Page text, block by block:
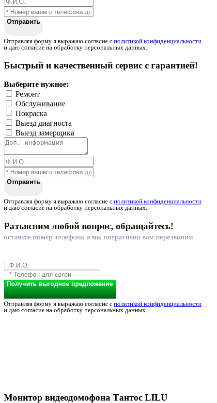
Отправить
Отправляя форму я выражаю согласие с политикой конфиденциальности
и даю согласие на обработку персональных данных.
Быстрый и качественный сервис с гарантией!
Выберите нужное:
Ремонт
Обслуживание
Покраска
Выезд диагноста
Выезд замерщика
Отправить
Отправляя форму я выражаю согласие с политикой конфиденциальности
и даю согласие на обработку персональных данных.
Разъясним любой вопрос, обращайтесь!
оставьте номер телефона и мы оперативно вам перезвоним
Получить выгодное предложение
Отправляя форму я выражаю согласие с политикой конфиденциальности
и даю согласие на обработку персональных данных.
Монитор видеодомофона Тантос LILU